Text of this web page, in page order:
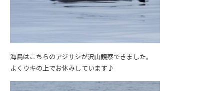
海鳥はこちらのアジサシが沢山観察できました。
よくウキの上でお休みしています♪